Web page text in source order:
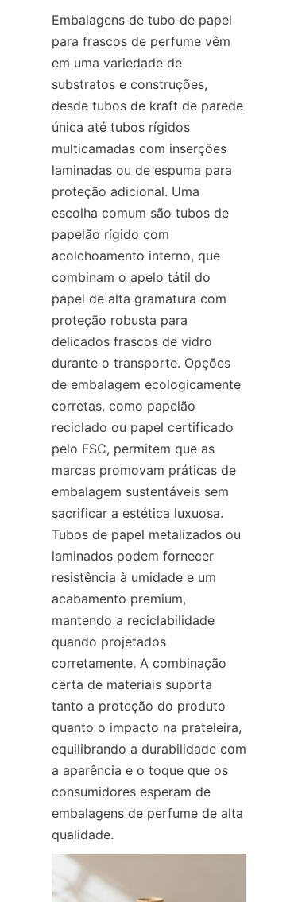
Embalagens de tubo de papel
para frascos de perfume vêm
em uma variedade de
substratos e construções,
desde tubos de kraft de parede
única até tubos rígidos
multicamadas com inserções
laminadas ou de espuma para
proteção adicional. Uma
escolha comum são tubos de
papelão rígido com
acolchoamento interno, que
combinam o apelo tátil do
papel de alta gramatura com
proteção robusta para
delicados frascos de vidro
durante o transporte. Opções
de embalagem ecologicamente
corretas, como papelão
reciclado ou papel certificado
pelo FSC, permitem que as
marcas promovam práticas de
embalagem sustentáveis sem
sacrificar a estética luxuosa.
Tubos de papel metalizados ou
laminados podem fornecer
resistência à umidade e um
acabamento premium,
mantendo a reciclabilidade
quando projetados
corretamente. A combinação
certa de materiais suporta
tanto a proteção do produto
quanto o impacto na prateleira,
equilibrando a durabilidade com
a aparência e o toque que os
consumidores esperam de
embalagens de perfume de alta
qualidade.